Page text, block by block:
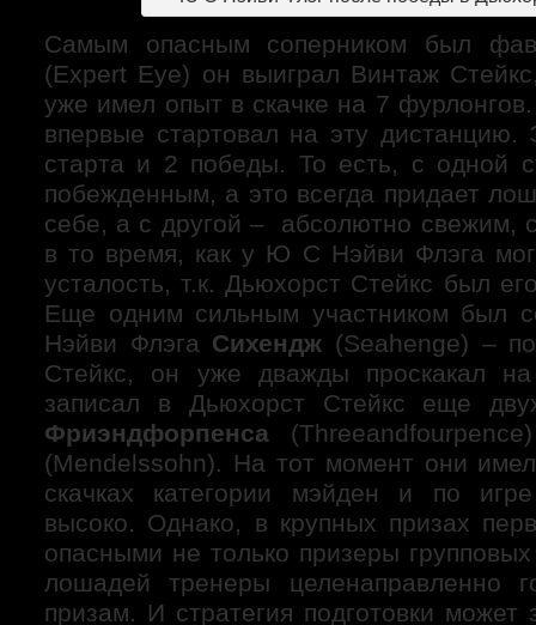
Самым опасным соперником был
(Expert Eye) он выиграл Винтаж
уже имел опыт в скачке на 7
впервые стартовал на эту
старта и 2 победы. То есть, с одной
побежденным, а это всегда придает
себе, а с другой – абсолютно свежим,
в то время, как у Ю С Нэйви Флэга
усталость, т.к. Дьюхорст Стейкс был
Еще одним сильным участником был
Нэйви Флэга Сихендж (Seahenge) –
Стейкс, он уже дважды проскакал
записал в Дьюхорст Стейкс еще
Фриэндфорпенса
(Mendelssohn). На тот момент они
скачках категории мэйден и по
высоко. Однако, в крупных призах
опасными не только призеры
лошадей тренеры целенаправленно
призам. И стратегия подготовки может